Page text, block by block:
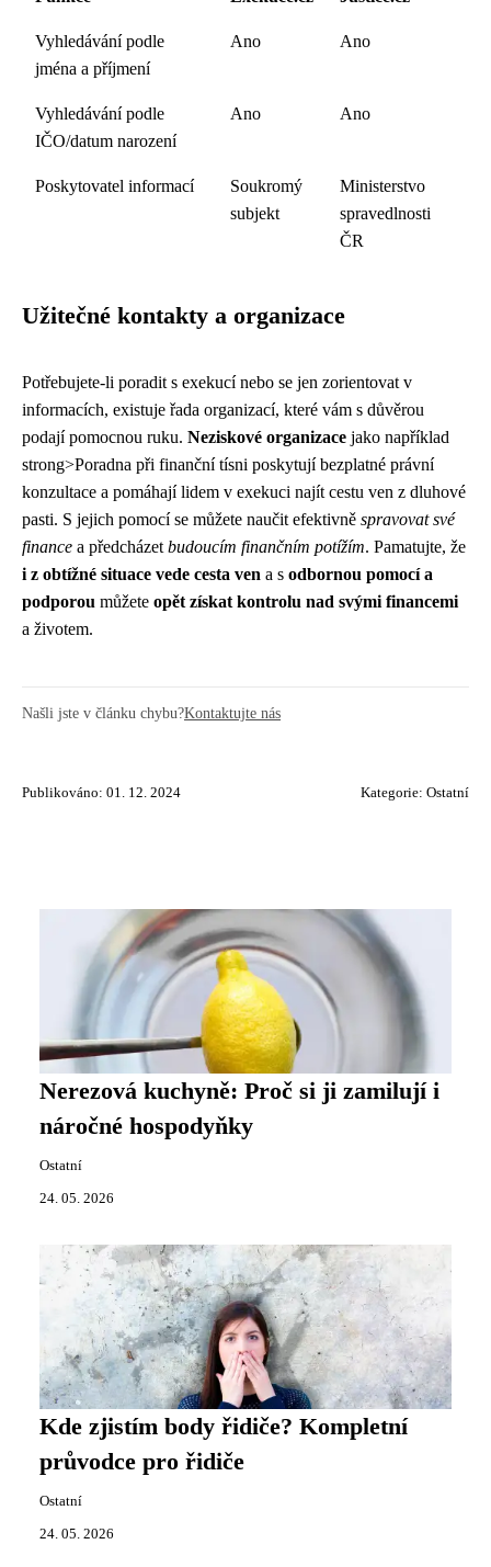
Vyhledávání podle
jména a příjmení
Ano Ano
Vyhledávání podle
IČO/datum narození
Ano Ano
Poskytovatel informací
Soukromý
subjekt
Ministerstvo
spravedlnosti
ČR
Užitečné kontakty a organizace
Potřebujete-li poradit s exekucí nebo se jen zorientovat v
informacích, existuje řada organizací, které vám s důvěrou
podají pomocnou ruku. Neziskové organizace jako například
strong>Poradna při finanční tísni poskytují bezplatné právní
konzultace a pomáhají lidem v exekuci najít cestu ven z dluhové
pasti. S jejich pomocí se můžete naučit efektivně spravovat své
finance a předcházet budoucím finančním potížím. Pamatujte, že
i z obtížné situace vede cesta ven a s odbornou pomocí a
podporou můžete opět získat kontrolu nad svými financemi
a životem.
Našli jste v článku chybu?Kontaktujte nás
Publikováno: 01. 12. 2024 Kategorie: Ostatní
Nerezová kuchyně: Proč si ji zamilují i
náročné hospodyňky
Ostatní
24. 05. 2026
Kde zjistím body řidiče? Kompletní
průvodce pro řidiče
Ostatní
24. 05. 2026